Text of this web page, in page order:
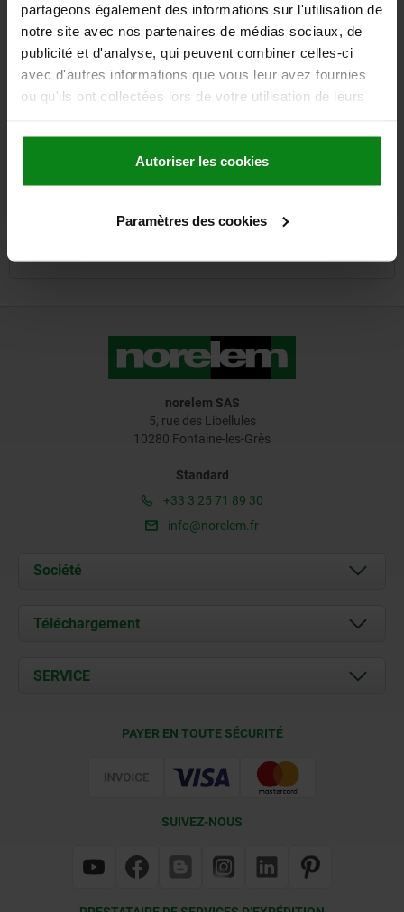
partageons également des informations sur l'utilisation de
notre site avec nos partenaires de médias sociaux, de
publicité et d'analyse, qui peuvent combiner celles-ci
avec d'autres informations que vous leur avez fournies
ou qu'ils ont collectées lors de votre utilisation de leurs
Autoriser les cookies
Paramètres des cookies
Inscrivez-vous maintenant à la
newsletter norelem
Recevez en avant-première les nouveautés sur nos
produits et les notifications de notre boutique en ligne !
norelem SAS
5, rue des Libellules
10280 Fontaine-les-Grès
Standard
+33 3 25 71 89 30
info@norelem.fr
Société
À propos de nous
Contact
Téléchargement
Documents
SERVICE
PAYER EN TOUTE SÉCURITÉ
SUIVEZ-NOUS